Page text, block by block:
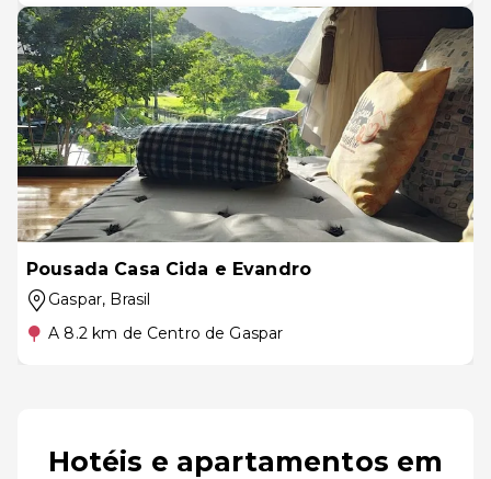
Pousada Casa Cida e Evandro
Gaspar, Brasil
A 8.2 km de Centro de Gaspar
Hotéis e apartamentos em